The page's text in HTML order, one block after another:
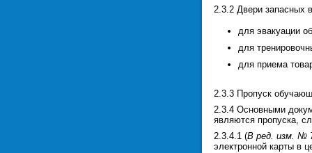
2.3.2 Двери запасных
для эвакуации
для
для приема
2.3.3 Пропуск
2.3.4 Основными
являются пропуска,
2.3.4.1 (В ред. изм. №
электронной карты в